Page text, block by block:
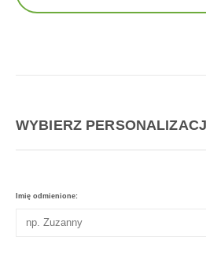
WYBIERZ
Imię odmienione: